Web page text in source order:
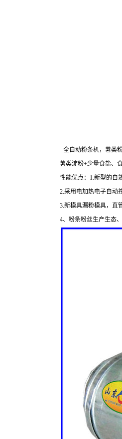
全自动粉条机，薯类
薯类淀粉+少量食盐、
性能优点： 1.新型的自
2.采用电加热电子自动
3.新模具漏粉模具，直
4、粉条粉丝生产生态